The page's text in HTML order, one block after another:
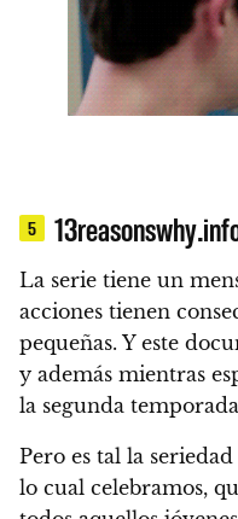
5
La serie tiene un
acciones tienen
pequeñas. Y este
y además mientras
la segunda
Pero es tal la
lo cual celebramos,